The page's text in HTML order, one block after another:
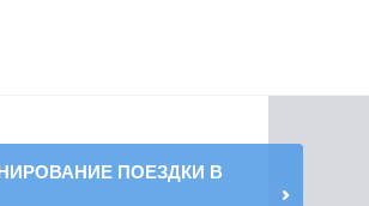
ПОЕЗДКИ В